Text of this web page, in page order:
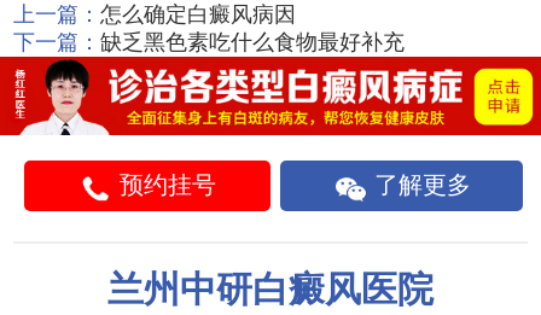
上一篇：怎么确定白癜风病因
下一篇：缺乏黑色素吃什么食物最好补充
预约挂号 了解更多
兰州中研白癜风医院